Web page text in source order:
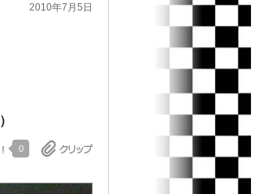
2010年7月5日
0